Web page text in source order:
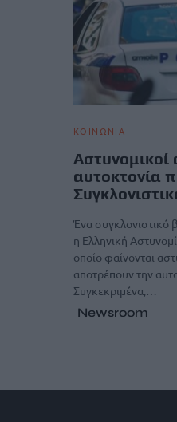
ΚΟΙΝΩΝΙΑ
αυτοκτονία
Ένα συγκλονιστικό
η Ελληνική
οποίο φαίνονται
αποτρέπουν την
Συγκεκριμένα,…
Newsroom